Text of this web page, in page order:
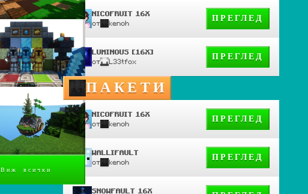
Виж всички
NICOFRUIT 16X
от kenoh
ПРЕГЛЕД
LUMINOUS [16X]
от L33tfox
ПРЕГЛЕД
ПАКЕТИ
NICOFRUIT 16X
от kenoh
ПРЕГЛЕД
WALLIFAULT
от kenoh
ПРЕГЛЕД
SNOWFAULT 16X